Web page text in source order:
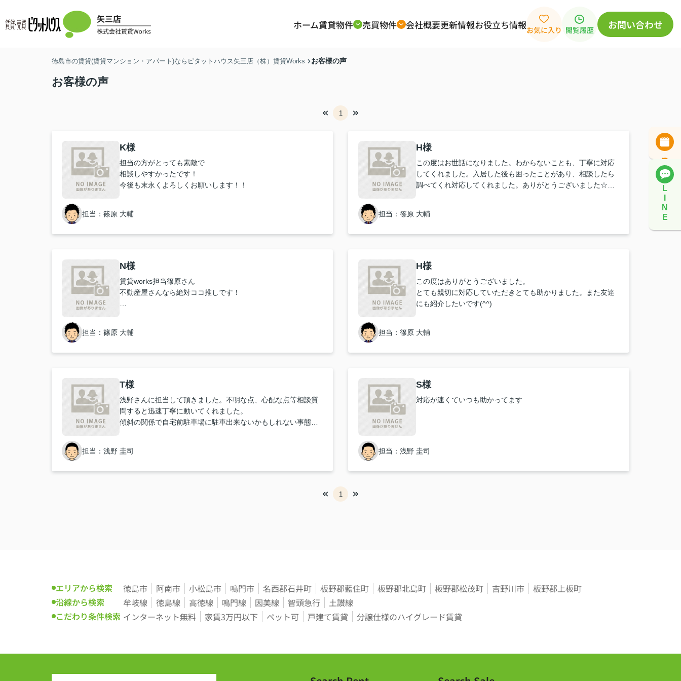
ホーム賃貸物件 売買物件 会社概要更新情報お役立ち情報お気に入り 閲覧履歴 お問い合わせ
L
N
E
徳島市の賃貸(賃貸マンション・アパート)ならピタットハウス矢三店（株）賃貸Works お客様の声
お客様の声
1
K様
担当の方がとっても素敵で
相談しやすかったです！
今後も末永くよろしくお願いします！！
担当：篠原 大輔
H様
この度はお世話になりました。わからないことも、丁寧に対応
してくれました。入居した後も困ったことがあり、相談したら
調べてくれ対応してくれました。ありがとうございました☆友
担当：篠原 大輔
N様
賃貸works担当篠原さん
不動産屋さんなら絶対ココ推しです！
お部屋についてや気になる事など不安なこともまとめてLINEで
優先順位や生活スタイルに合わせて一緒に考えてくれます。見
た。
篠原さんのお力添えがなければいまだにお家探しに時間もかか
っていたと思います。
く思います。真摯に対応してくださる熱意に感謝です。
担当：篠原 大輔
H様
この度はありがとうございました。
とても親切に対応していただきとても助かりました。また友達
にも紹介したいです(^^)
担当：篠原 大輔
T様
浅野さんに担当して頂きました。不明な点、心配な点等相談質
問すると迅速丁寧に動いてくれました。
傾斜の関係で自宅前駐車場に駐車出来ないかもしれない事態に
とても感激しました。
担当：浅野 圭司
S様
対応が速くていつも助かってます
担当：浅野 圭司
1
エリアから検索 徳島市 阿南市 小松島市 鳴門市 名西郡石井町 板野郡藍住町 板野郡北島町 板野郡松茂町 吉野川市
板野郡上板町
沿線から検索
牟岐線 徳島線 高徳線 鳴門線 因美線 智頭急行
土讃線
こだわり条件検索 インターネット無料 家賃3万円以下 ペット可 戸建て賃貸 分譲仕様のハイグレード賃貸